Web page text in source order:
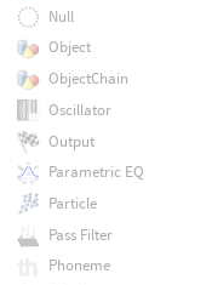
Null
Object
ObjectChain
Oscillator
Output
Parametric EQ
Particle
Pass Filter
Phoneme